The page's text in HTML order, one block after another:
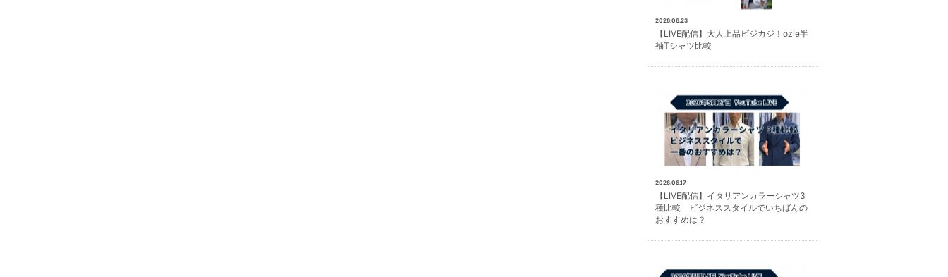
2026.06.23
【LIVE配信】大人上品ビジカジ！ozie半
袖Tシャツ比較
2026.06.17
【LIVE配信】イタリアンカラーシャツ3
種比較 ビジネススタイルでいちばんの
おすすめは？